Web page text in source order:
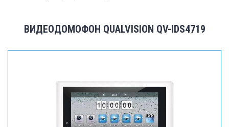
ВИДЕОДОМОФОН QUALVISION QV-IDS4719